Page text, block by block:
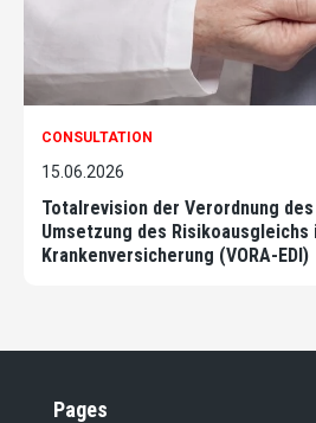
CONSULTATION
15.06.2026
Totalrevision der Verordnung des
Umsetzung des Risikoausgleichs
Krankenversicherung (VORA-EDI)
Pages